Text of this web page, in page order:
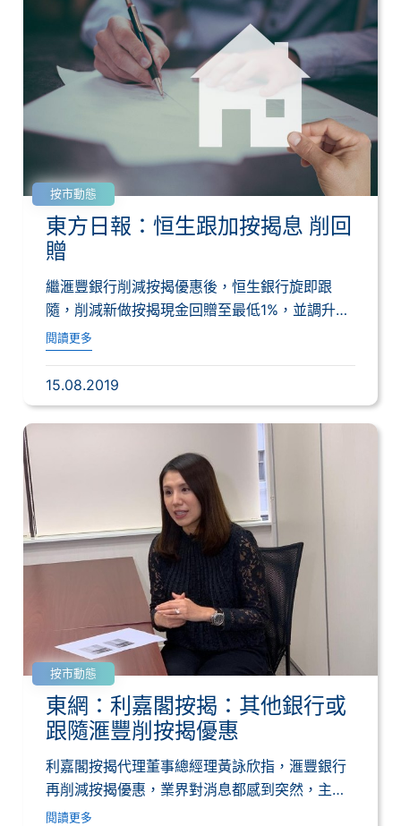
按市動態
東方日報：恒生跟加按揭息 削回
贈
繼滙豐銀行削減按揭優惠後，恒生銀行旋即跟
隨，削減新做按揭現金回贈至最低1%，並調升按
揭鎖息...
閱讀更多
15.08.2019
按市動態
東網：利嘉閣按揭：其他銀行或
跟隨滙豐削按揭優惠
利嘉閣按揭代理董事總經理黃詠欣指，滙豐銀行
再削減按揭優惠，業界對消息都感到突然，主因
是這次...
閱讀更多